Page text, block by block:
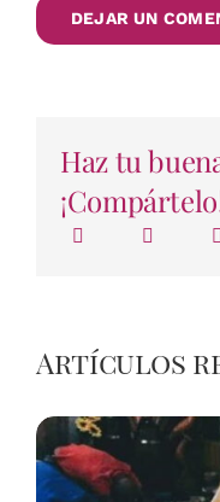
Haz tu
Artículos